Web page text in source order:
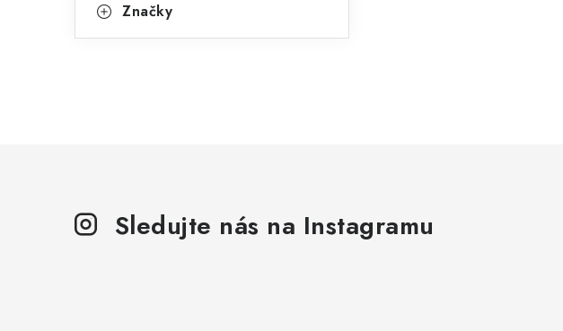
Značky
Sledujte nás na Instagramu